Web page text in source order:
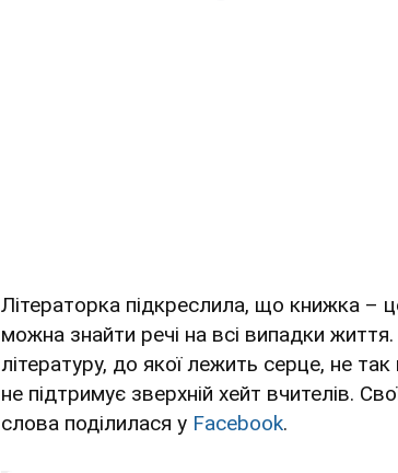
Літераторка підкреслила, що книжка –
можна знайти речі на всі випадки
літературу, до якої лежить серце, не
не підтримує зверхній хейт вчителів.
слова поділилася у Facebook.